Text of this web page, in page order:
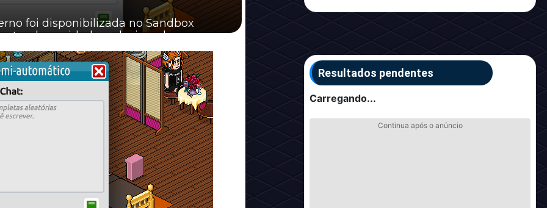
foi disponibilizada no Sandbox
novidades relacionados ao...
Resultados pendentes
Carregando...